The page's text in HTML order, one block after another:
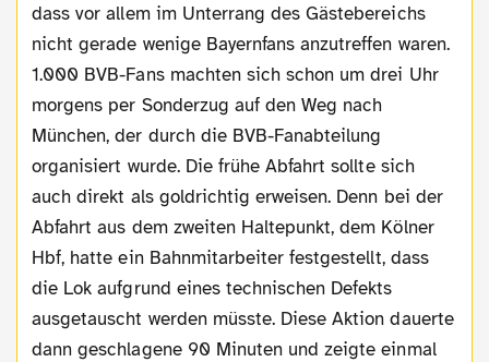
dass vor allem im Unterrang des Gästebereichs
nicht gerade wenige Bayernfans anzutreffen waren.
1.000 BVB-Fans machten sich schon um drei Uhr
morgens per Sonderzug auf den Weg nach
München, der durch die BVB-Fanabteilung
organisiert wurde. Die frühe Abfahrt sollte sich
auch direkt als goldrichtig erweisen. Denn bei der
Abfahrt aus dem zweiten Haltepunkt, dem Kölner
Hbf, hatte ein Bahnmitarbeiter festgestellt, dass
die Lok aufgrund eines technischen Defekts
ausgetauscht werden müsste. Diese Aktion dauerte
dann geschlagene 90 Minuten und zeigte einmal